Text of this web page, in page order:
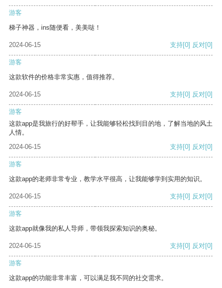
游客
梯子神器，ins随便看，美美哒！
2024-06-15 支持[0] 反对[0]
游客
这款软件的价格非常实惠，值得推荐。
2024-06-15 支持[0] 反对[0]
游客
这款app是我旅行的好帮手，让我能够轻松找到目的地，了解当地的风土
人情。
2024-06-15
支持[0] 反对[0]
游客
这款app的老师非常专业，教学水平很高，让我能够学到实用的知识。
2024-06-15 支持[0] 反对[0]
游客
这款app就像我的私人导师，带领我探索知识的奥秘。
2024-06-15 支持[0] 反对[0]
游客
这款app的功能非常丰富，可以满足我不同的社交需求。